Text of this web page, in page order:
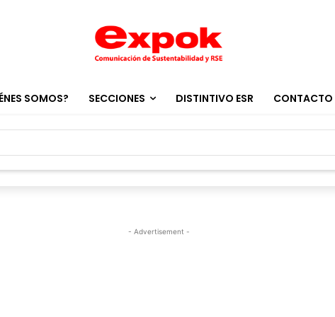
SOMOS? SECCIONES DISTINTIVO ESR CONTACTO
- Advertisement -